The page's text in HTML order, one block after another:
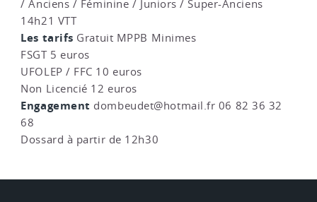
/ Anciens / Féminine / Juniors / Super-Anciens
14h21 VTT
Les tarifs Gratuit MPPB Minimes
FSGT 5 euros
UFOLEP / FFC 10 euros
Non Licencié 12 euros
Engagement dombeudet@hotmail.fr 06 82 36 32
68
Dossard à partir de 12h30